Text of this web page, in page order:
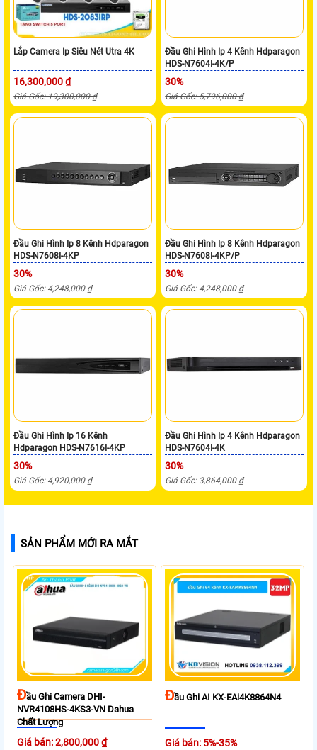
Lắp Camera Ip Siêu Nét Utra 4K
16,300,000 ₫
Giá Gốc: 19,300,000 ₫
Đầu Ghi Hình Ip 4 Kênh Hdparagon
HDS-N7604I-4K/P
30%
Giá Gốc: 5,796,000 ₫
Đầu Ghi Hình Ip 8 Kênh Hdparagon
HDS-N7608I-4KP
30%
Giá Gốc: 4,248,000 ₫
Đầu Ghi Hình Ip 8 Kênh Hdparagon
HDS-N7608I-4KP/P
30%
Giá Gốc: 4,248,000 ₫
Đầu Ghi Hình Ip 16 Kênh
Hdparagon HDS-N7616I-4KP
30%
Giá Gốc: 4,920,000 ₫
Đầu Ghi Hình Ip 4 Kênh Hdparagon
HDS-N7604I-4K
30%
Giá Gốc: 3,864,000 ₫
SẢN PHẨM MỚI RA MẮT
ĐẦu Ghi Camera DHI-
NVR4108HS-4KS3-VN Dahua
Chất Lượng
Giá bán: 2,800,000 ₫
ĐẦu Ghi AI KX-EAi4K8864N4
Giá bán: 5%-35%